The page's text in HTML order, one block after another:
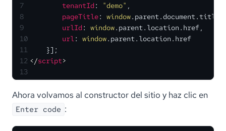
7
tenantId: "demo"
8
pageTitle: window. parent .document .title
9
urlId: window. parent . location . href
10
url : window. parent . location . href
11
    }];
12 </script>
13
Ahora volvamos al constructor del sitio y haz clic en
Enter code :